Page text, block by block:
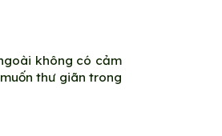
không có cảm
thư giãn trong